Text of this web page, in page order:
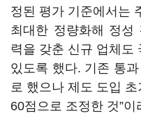
정된 평가 기준에서는
최대한 정량화해 정성
력을 갖춘 신규 업체도
있도록 했다. 기존 통
로 했으나 제도 도입
60점으로 조정한 것”